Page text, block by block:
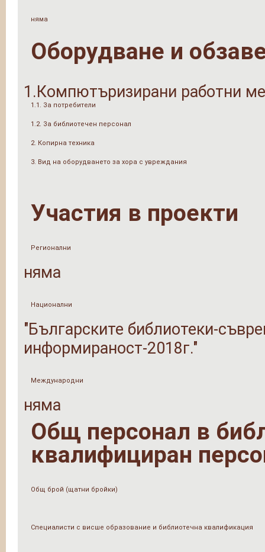
няма
Оборудване и
1.Компютъризирани работни
1.1. За потребители
1.2. За библиотечен персонал
2. Копирна техника
3. Вид на оборудването за хора с увреждания
Участия в проекти
Регионални
няма
Национални
"Българските библиотеки-
информираност-2018г."
Международни
няма
Общ персонал в
квалифициран
Общ брой (щатни бройки)
Специалисти с висше образование и библиотечна квалификация